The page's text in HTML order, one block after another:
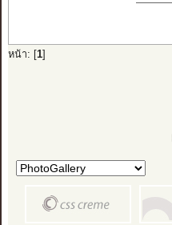
หน้า: [ 1]